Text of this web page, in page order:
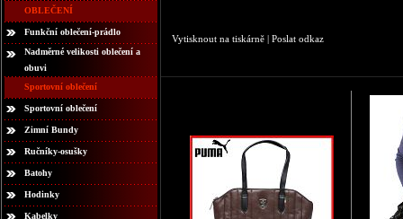
OBLEČENÍ
Funkční oblečení-prádlo
Nadměrné velikosti oblečení a
obuvi
Sportovní oblečení
Sportovní oblečení
Zimní Bundy
Ručníky-osušky
Batohy
Hodinky
Kabelky
Vytisknout na tiskárně | Poslat odkaz